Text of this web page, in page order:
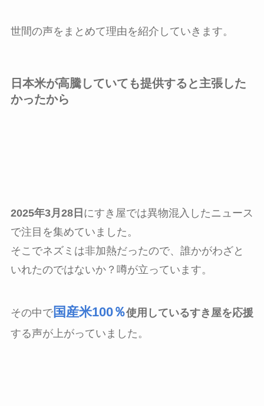
世間の声をまとめて理由を紹介していきます。
日本米が高騰していても提供すると主張した
かったから
2025年3月28日 にすき屋では異物混入したニュース
で注目を集めていました。
そこでネズミは非加熱だったので、誰かがわざと
いれたのではないか？噂が立っています。
その中で国産米100％使用しているすき屋を応援
する声が上がっていました。